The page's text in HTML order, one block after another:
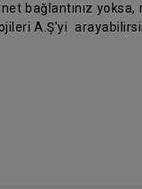
bağlantınız
A.Ş'yi